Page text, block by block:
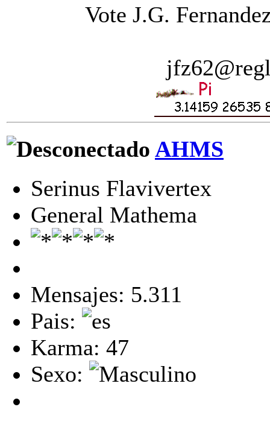
Vote J.G.
AHMS
Serinus Flavivertex
General Mathema
Mensajes: 5.311
Pais:
Karma: 47
Sexo: